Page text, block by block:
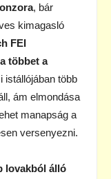
, bár
kimagasló
FEI
többet a
istállójában több
ám elmondása
manapság a
versenyezni.
lovakból álló